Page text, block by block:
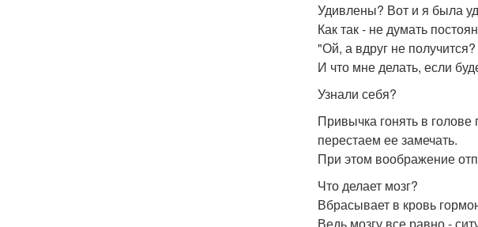
Удивлены? Вот и я была
Как так - не думать
"Ой, а вдруг не
И что мне делать, если
Узнали себя?
Привычка гонять в
перестаем ее замечать.
При этом воображение
Что делает мозг?
Вбрасывает в кровь